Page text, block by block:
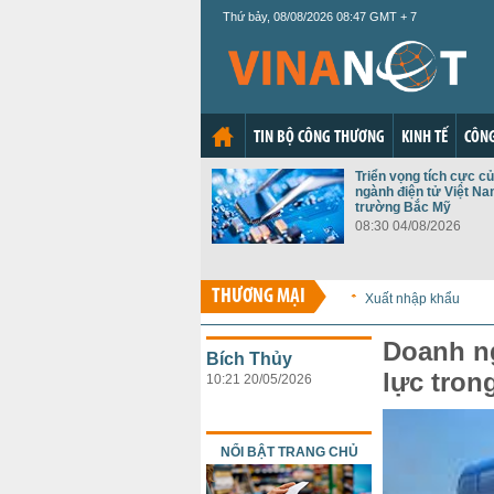
Thứ bảy, 08/08/2026 08:47 GMT + 7
TIN BỘ CÔNG THƯƠNG KINH TẾ
Triển vọng tích cực
ngành điện tử Việt
trường Bắc Mỹ
08:30 04/08/2026
THƯƠNG MẠI Xuất nhập khẩu
Doanh
lực
Bích Thủy
10:21 20/05/2026
NỔI BẬT TRANG CHỦ